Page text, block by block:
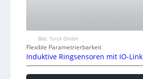
Bild: Turck GmbH
Flexible Parametrierbarkeit
Induktive Ringsensoren mit IO-Link